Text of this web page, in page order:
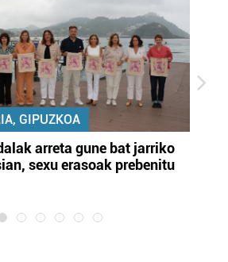
GIPUZKOA
arreta gune bat jarriko
sexu erasoak prebenitu